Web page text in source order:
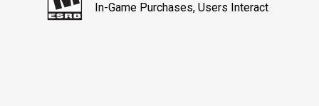
In-Game Purchases, Users Interact